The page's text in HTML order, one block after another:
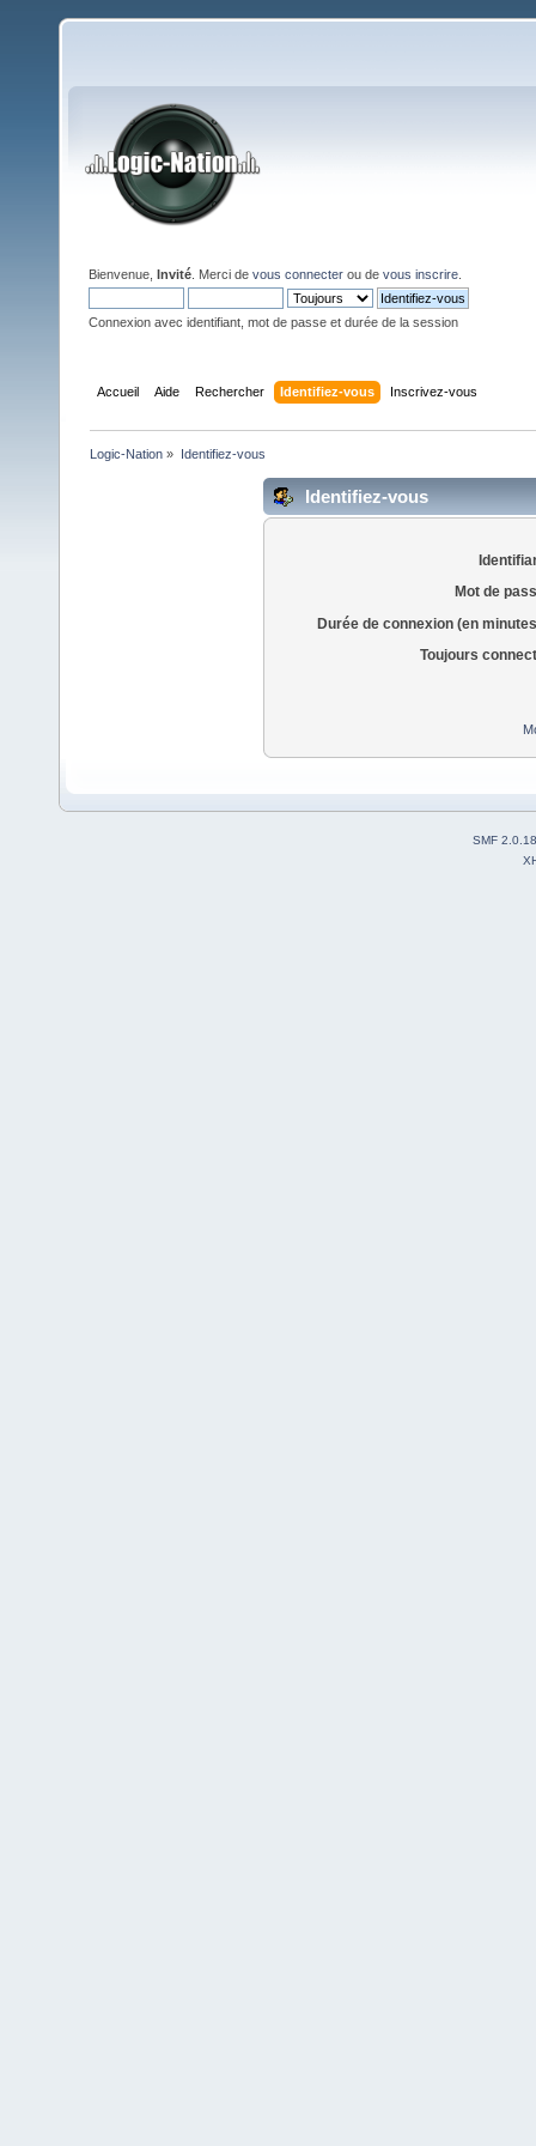
Bienvenue, Invité . Merci de vous connecter ou de vous inscrire
Connexion avec identifiant, mot de passe et durée de la session
Accueil Aide Rechercher Identifiez-vous Inscrivez-vous
Logic-Nation » Identifiez-vous
Identifiez-vous
Mot de
Durée de connexion (en
Toujours
SMF 2.0.18